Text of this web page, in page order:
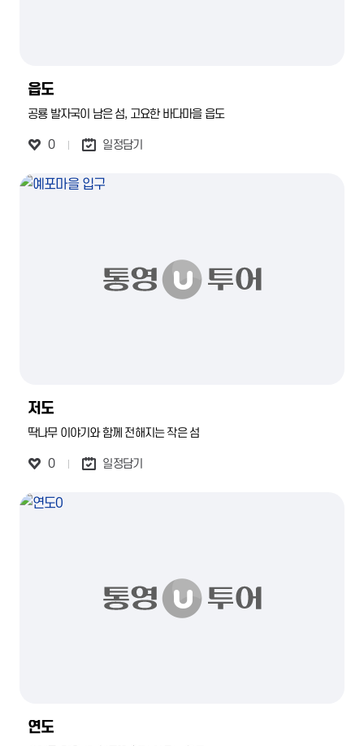
읍도
공룡 발자국이 남은 섬, 고요한 바다마을 읍도
0 일정담기
저도
딱나무 이야기와 함께 전해지는 작은 섬
0 일정담기
연도